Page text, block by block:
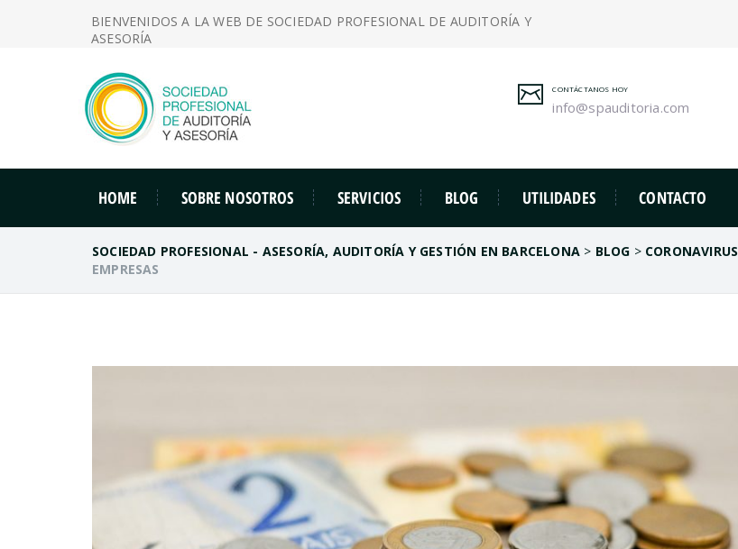
BIENVENIDOS A LA WEB DE SOCIEDAD PROFESIONAL DE AUDITORÍA Y
ASESORÍA
CONTÁCTANOS HOY
info@spauditoria.com
HOME SOBRE NOSOTROS SERVICIOS BLOG UTILIDADES CONTACTO
SOCIEDAD PROFESIONAL - ASESORÍA, AUDITORÍA Y GESTIÓN EN BARCELONA > BLOG > CORONAVIRUS
EMPRESAS